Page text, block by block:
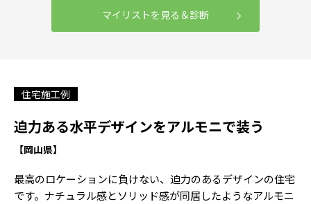
マイリストを見る＆診断
住宅施工例
迫力ある水平デザインをアルモニで装う
【岡山県】
最高のロケーションに負けない、迫力のあるデザインの住宅
です。ナチュラル感とソリッド感が同居したようなアルモニ